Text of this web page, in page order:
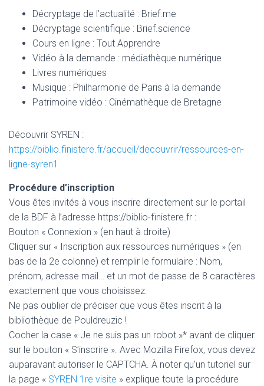
Décryptage de l’actualité : Brief.me
Décryptage scientifique : Brief.science
Cours en ligne : Tout Apprendre
Vidéo à la demande : médiathèque numérique
Livres numériques
Musique : Philharmonie de Paris à la demande
Patrimoine vidéo : Cinémathèque de Bretagne
Découvrir SYREN :
https://biblio.finistere.fr/accueil/decouvrir/ressources-en-
ligne-syren1
Procédure d’inscription
Vous êtes invités à vous inscrire directement sur le portail
de la BDF à l’adresse https://biblio-finistere.fr :
Bouton « Connexion » (en haut à droite)
Cliquer sur « Inscription aux ressources numériques » (en
bas de la 2e colonne) et remplir le formulaire : Nom,
prénom, adresse mail… et un mot de passe de 8 caractères
exactement que vous choisissez.
Ne pas oublier de préciser que vous êtes inscrit à la
bibliothèque de Pouldreuzic !
Cocher la case « Je ne suis pas un robot »* avant de cliquer
sur le bouton « S’inscrire ». Avec Mozilla Firefox, vous devez
auparavant autoriser le CAPTCHA. À noter qu’un tutoriel sur
la page « SYREN 1re visite » explique toute la procédure